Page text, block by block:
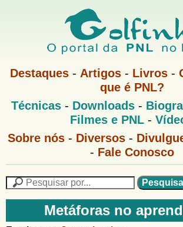
Pular
para
o
principal
G
f
i
n
h
M
u
Destaques- Artigos- Livros-
que é PNL?
M
e
P
Técnicas- Downloads-
Filmes e PNL -
G
n
Sobre nós - Diversos -
- Fale Conosco
F
e
Metáforas no